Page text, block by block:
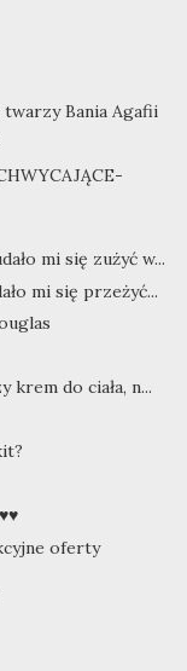
Bania Agafii
mi się zużyć w...
mi się przeżyć...
krem do ciała, n...
oferty